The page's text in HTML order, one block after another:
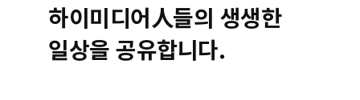
하이미디어人들의 생생한
일상을 공유합니다.